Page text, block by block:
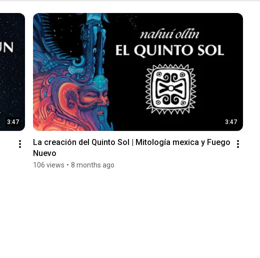
3:47 3:47
La creación del Quinto Sol | Mitología mexica y Fuego
Nuevo
106 views • 8 months ago